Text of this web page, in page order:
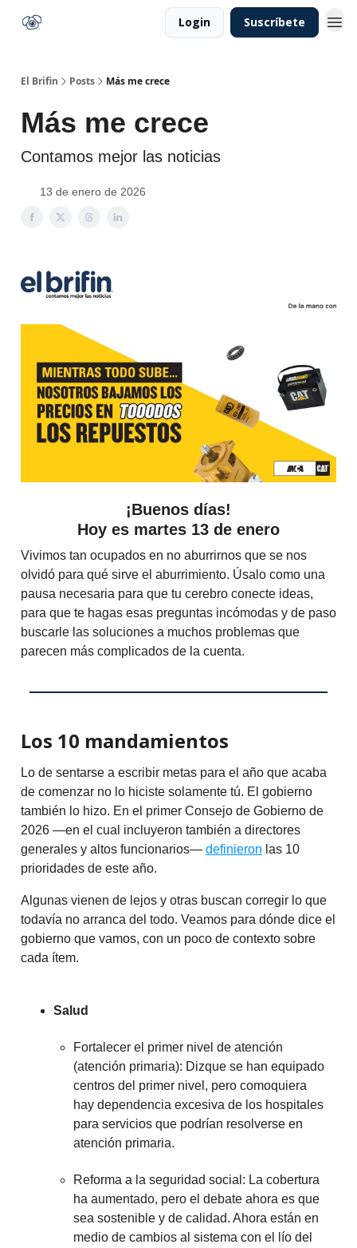
Login Suscríbete
El Brifin Posts Más me crece
Más me crece
Contamos mejor las noticias
13 de enero de 2026
¡Buenos días!
Hoy es martes 13 de enero
Vivimos tan ocupados en no aburrirnos que se nos
olvidó para qué sirve el aburrimiento. Úsalo como una
pausa necesaria para que tu cerebro conecte ideas,
para que te hagas esas preguntas incómodas y de paso
buscarle las soluciones a muchos problemas que
parecen más complicados de la cuenta.
Los 10 mandamientos
Lo de sentarse a escribir metas para el año que acaba
de comenzar no lo hiciste solamente tú. El gobierno
también lo hizo. En el primer Consejo de Gobierno de
2026 —en el cual incluyeron también a directores
generales y altos funcionarios— definieron las 10
prioridades de este año.
Algunas vienen de lejos y otras buscan corregir lo que
todavía no arranca del todo. Veamos para dónde dice el
gobierno que vamos, con un poco de contexto sobre
cada ítem.
Salud
Fortalecer el primer nivel de atención
(atención primaria): Dizque se han equipado
centros del primer nivel, pero comoquiera
hay dependencia excesiva de los hospitales
para servicios que podrían resolverse en
atención primaria.
Reforma a la seguridad social: La cobertura
ha aumentado, pero el debate ahora es que
sea sostenible y de calidad. Ahora están en
medio de cambios al sistema con el lío del